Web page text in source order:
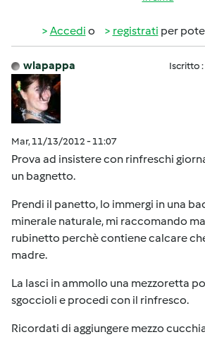
Accedi o registrati per
wlapappa Iscritto
Mar, 11/13/2012 - 11:07
Prova ad insistere con rinfreschi
un bagnetto.
Prendi il panetto, lo immergi in una
minerale naturale, mi raccomando
rubinetto perchè contiene calcare
madre.
La lasci in ammollo una mezzoretta
sgoccioli e procedi con il rinfresco.
Ricordati di aggiungere mezzo